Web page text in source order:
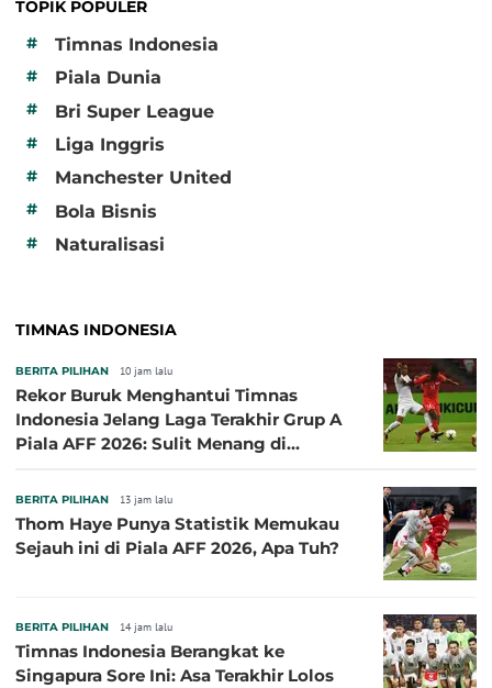
TOPIK POPULER
#
Timnas Indonesia
# Piala Dunia
# Bri Super League
# Liga Inggris
# Manchester United
# Bola Bisnis
# Naturalisasi
TIMNAS INDONESIA
BERITA PILIHAN 10 jam lalu
Rekor Buruk Menghantui Timnas
Indonesia Jelang Laga Terakhir Grup A
Piala AFF 2026: Sulit Menang di
BERITA PILIHAN 13 jam lalu
Thom Haye Punya Statistik Memukau
Sejauh ini di Piala AFF 2026, Apa Tuh?
BERITA PILIHAN 14 jam lalu
Timnas Indonesia Berangkat ke
Singapura Sore Ini: Asa Terakhir Lolos